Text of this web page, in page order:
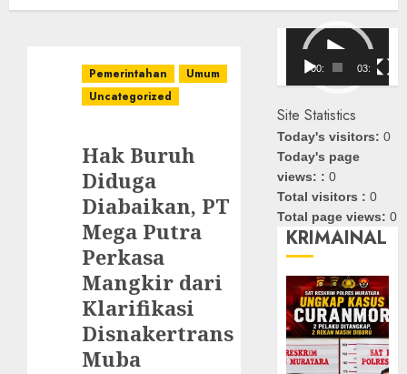
Pemerintahan
Umum
Uncategorized
Hak Buruh
Diduga
Diabaikan, PT
Mega Putra
Perkasa
Mangkir dari
Klarifikasi
Disnakertrans
Muba
Pemutar
Video
00:00 03:08
Site Statistics
Today's visitors:0
Today's page
views: :0
Total visitors :0
Total page views:0
KRIMAINAL